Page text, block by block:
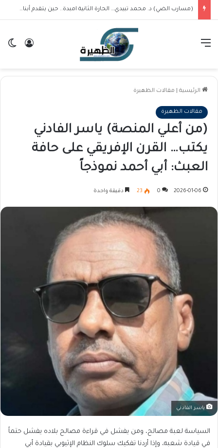
تسجيل القائمة
الرئيسية مقالات الظهيرة
مقالات الظهيرة
(من أعلي المنصة) ياسر الفادني
يكتب… القرن الإفريقي على حافة
العبث: أبي أحمد نموذجاً
2026-01-06
0
23 دقيقة واحدة
ياسر الفادني
السياسة لعبة مصالح، ومن يفشل في قراءة مصالح بلاده يفشل حتماً
في قيادة شعبه، وإذا أردنا تفكيك سلوك النظام الإثيوبي بقيادة أبي